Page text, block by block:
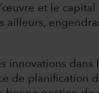
et le
ailleurs,
innovations dans
de planification